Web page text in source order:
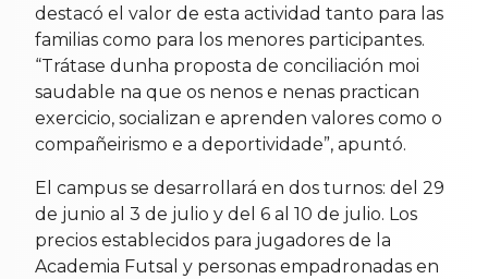
destacó el valor de esta actividad tanto para las
familias como para los menores participantes.
“Trátase dunha proposta de conciliación moi
saudable na que os nenos e nenas practican
exercicio, socializan e aprenden valores como o
compañeirismo e a deportividade”, apuntó.
El campus se desarrollará en dos turnos: del 29
de junio al 3 de julio y del 6 al 10 de julio. Los
precios establecidos para jugadores de la
Academia Futsal y personas empadronadas en